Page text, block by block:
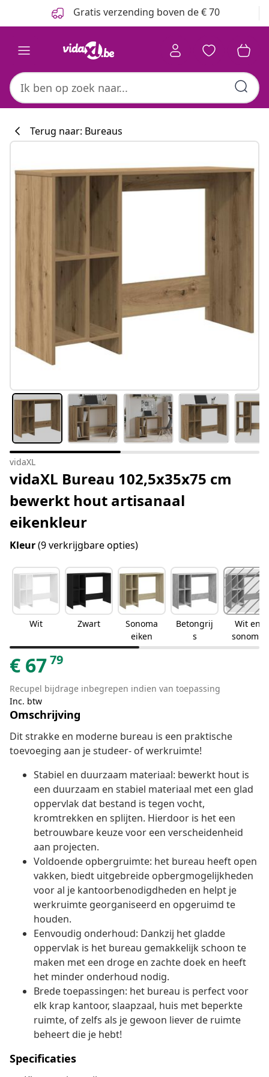
Gratis verzending boven de € 70
Terug naar: Bureaus
vidaXL
vidaXL Bureau 102,5x35x75 cm
bewerkt hout artisanaal
eikenkleur
Kleur(9 verkrijgbare opties)
Wit Zwart
Sonoma
eiken
Betongrij
s
Wit en
sonoma
eiken
€ 6779
Recupel bijdrage inbegrepen indien van toepassing
Inc. btw
Omschrijving
Dit strakke en moderne bureau is een praktische
toevoeging aan je studeer- of werkruimte!
Stabiel en duurzaam materiaal: bewerkt hout is
een duurzaam en stabiel materiaal met een glad
oppervlak dat bestand is tegen vocht,
kromtrekken en splijten. Hierdoor is het een
betrouwbare keuze voor een verscheidenheid
aan projecten.
Voldoende opbergruimte: het bureau heeft open
vakken, biedt uitgebreide opbergmogelijkheden
voor al je kantoorbenodigdheden en helpt je
werkruimte georganiseerd en opgeruimd te
houden.
Eenvoudig onderhoud: Dankzij het gladde
oppervlak is het bureau gemakkelijk schoon te
maken met een droge en zachte doek en heeft
het minder onderhoud nodig.
Brede toepassingen: het bureau is perfect voor
elk krap kantoor, slaapzaal, huis met beperkte
ruimte, of zelfs als je gewoon liever de ruimte
beheert die je hebt!
Specificaties